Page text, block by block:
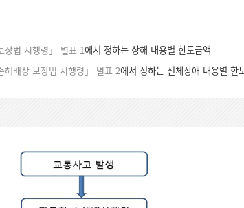
장법 시행령」 별표 1에서 정하는 상해 내용별 한도금액
해배상 보장법 시행령」 별표 2에서 정하는 신체장애 내용별 한